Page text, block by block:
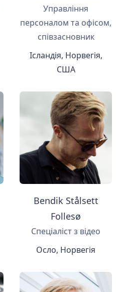
Управління
персоналом та офісом,
співзасновник
Ісландія, Норвегія,
США
Bendik Stålsett
Follesø
Спеціаліст з відео
Осло, Норвегія